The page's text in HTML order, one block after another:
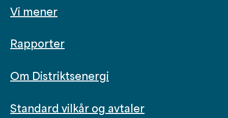
Vi mener
Rapporter
Om Distriktsenergi
Standard vilkår og avtaler